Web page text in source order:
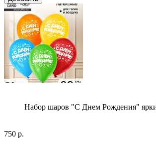
Набор шаров "С Днем Рождения"
750 р.